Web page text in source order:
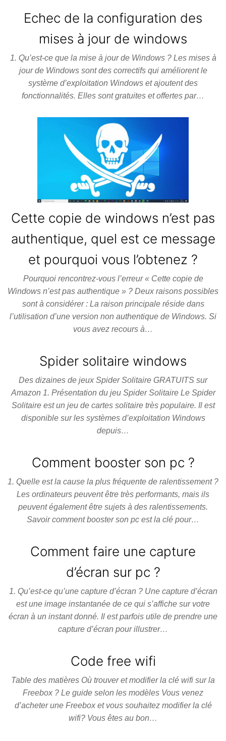
Echec de la configuration des
mises à jour de windows
1. Qu’est-ce que la mise à jour de Windows ? Les mises à
jour de Windows sont des correctifs qui améliorent le
système d’exploitation Windows et ajoutent des
fonctionnalités. Elles sont gratuites et offertes par…
Cette copie de windows n’est pas
authentique, quel est ce message
et pourquoi vous l’obtenez ?
Pourquoi rencontrez-vous l’erreur « Cette copie de
Windows n’est pas authentique » ? Deux raisons possibles
sont à considérer : La raison principale réside dans
l’utilisation d’une version non authentique de Windows. Si
vous avez recours à…
Spider solitaire windows
Des dizaines de jeux Spider Solitaire GRATUITS sur
Amazon 1. Présentation du jeu Spider Solitaire Le Spider
Solitaire est un jeu de cartes solitaire très populaire. Il est
disponible sur les systèmes d’exploitation Windows
depuis…
Comment booster son pc ?
1. Quelle est la cause la plus fréquente de ralentissement ?
Les ordinateurs peuvent être très performants, mais ils
peuvent également être sujets à des ralentissements.
Savoir comment booster son pc est la clé pour…
Comment faire une capture
d’écran sur pc ?
1. Qu’est-ce qu’une capture d’écran ? Une capture d’écran
est une image instantanée de ce qui s’affiche sur votre
écran à un instant donné. Il est parfois utile de prendre une
capture d’écran pour illustrer…
Code free wifi
Table des matières Où trouver et modifier la clé wifi sur la
Freebox ? Le guide selon les modèles Vous venez
d’acheter une Freebox et vous souhaitez modifier la clé
wifi? Vous êtes au bon…